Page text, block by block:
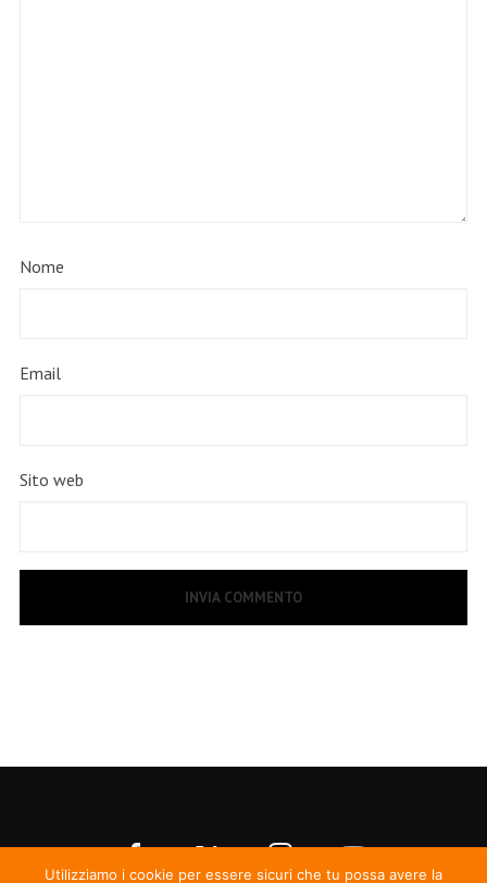
Nome
Email
Sito web
Utilizziamo i cookie per essere sicuri che tu possa avere la